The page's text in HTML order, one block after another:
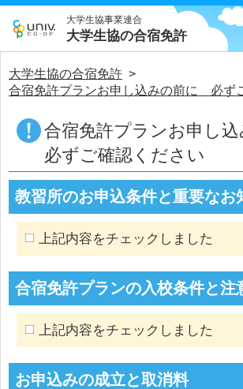
大学生協事業連合
大学生協の合宿免許
大学生協の合宿免許 >
合宿免許プランお申し込みの前に 必ず
合宿免許プランお申し
必ずご確認ください
教習所のお申込条件と重要なお
上記内容をチェックしました
合宿免許プランの入校条件と注
上記内容をチェックしました
お申込みの成立と取消料